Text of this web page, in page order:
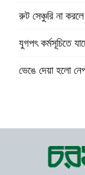
রুট সেঞ্চুরি না
যুগপৎ কর্মসূচিতে
ভেঙে দেয়া হলো